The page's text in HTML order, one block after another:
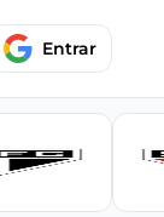
Entrar